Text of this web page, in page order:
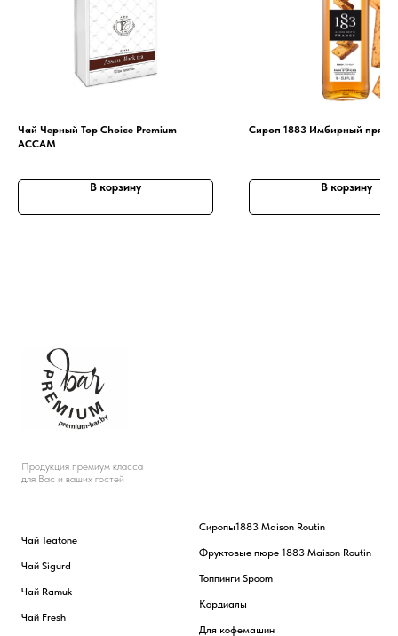
Чай Черный Top Choice Premium
АССАМ
В корзину
Сироп 1883 Имбирный
В корзину
Продукция премиум класса
для Вас и ваших гостей
Чай Teatone
Чай Sigurd
Чай Ramuk
Чай Fresh
Сиропы1883 Maison Routin
Фруктовые пюре 1883 Maison Routin
Топпинги Spoom
Кордиалы
Для кофемашин